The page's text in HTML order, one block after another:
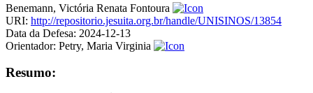
Benemann, Victória Renata Fontoura
URI: http://repositorio.jesuita.org.br/handle/UNISINOS/13854
Data da Defesa: 2024-12-13
Orientador: Petry, Maria Virginia
Resumo: